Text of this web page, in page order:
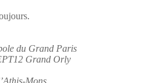
du Grand Paris
Grand Orly
Mons,